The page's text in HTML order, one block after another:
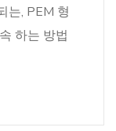
는, PEM 형
하는 방법